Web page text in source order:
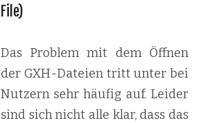
File)
Das Problem mit dem Öffnen
der GXH-Dateien tritt unter bei
Nutzern sehr häufig auf. Leider
sind sich nicht alle klar, dass das